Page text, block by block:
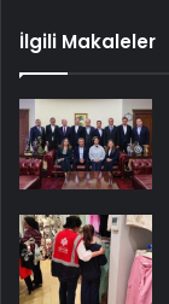
İlgili Makaleler